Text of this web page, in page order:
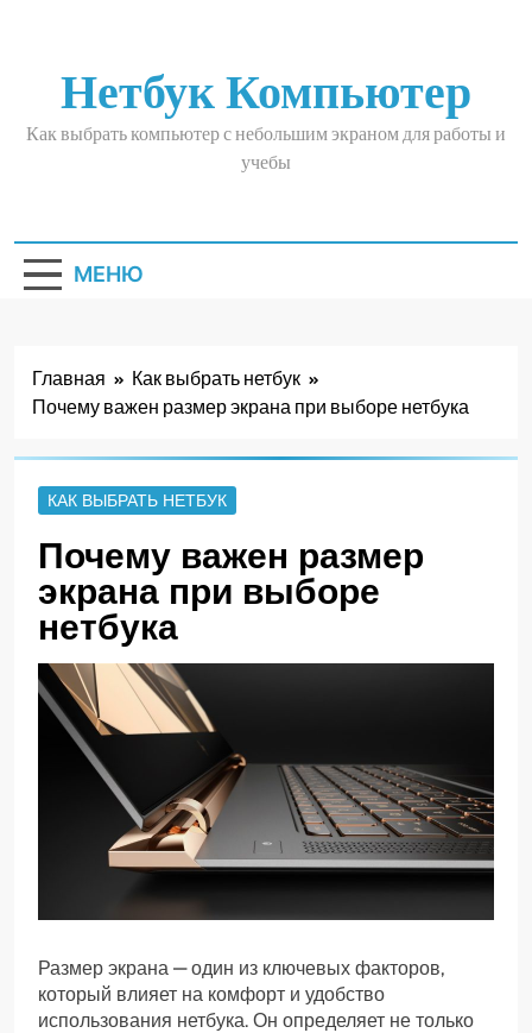
Нетбук Компьютер
Как выбрать компьютер с небольшим экраном для работы и
учебы
МЕНЮ
Главная
Как выбрать нетбук
Почему важен размер экрана при выборе нетбука
КАК ВЫБРАТЬ НЕТБУК
Почему важен размер
экрана при выборе
нетбука
Размер экрана — один из ключевых факторов,
который влияет на комфорт и удобство
использования нетбука. Он определяет не только